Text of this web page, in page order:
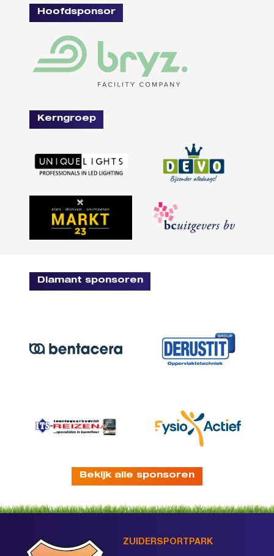
Hoofdsponsor
Kerngroep
Diamant sponsoren
Bekijk alle sponsoren
ZUIDERSPORTPARK